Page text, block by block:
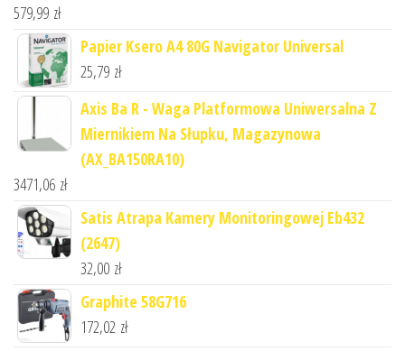
579,99 zł
Papier Ksero A4 80G Navigator Universal
25,79 zł
Axis Ba R - Waga Platformowa Uniwersalna Z
Miernikiem Na Słupku, Magazynowa
(AX_BA150RA10)
3471,06 zł
Satis Atrapa Kamery Monitoringowej Eb432
(2647)
32,00 zł
Graphite 58G716
172,02 zł